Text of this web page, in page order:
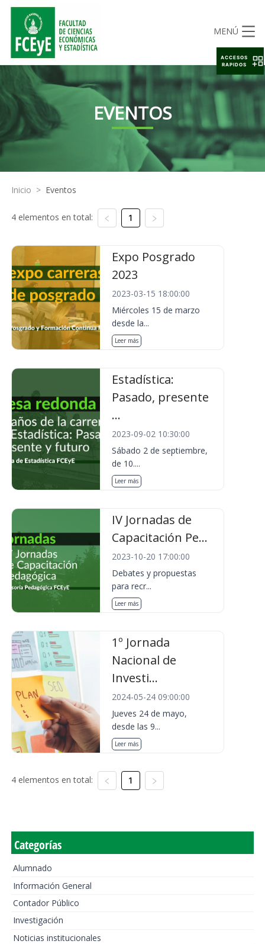
MENÚ
EVENTOS
Inicio > Eventos
4 elementos en total: 1
Expo Posgrado
2023
2023-03-15 18:00:00
Miércoles 15 de marzo
desde la...
Leer más
Estadística:
Pasado, presente
...
2023-09-02 10:30:00
Sábado 2 de septiembre,
de 10....
Leer más
IV Jornadas de
Capacitación Pe...
2023-10-20 17:00:00
Debates y propuestas
para recr...
Leer más
1º Jornada
Nacional de
Investi...
2024-05-24 09:00:00
Jueves 24 de mayo,
desde las 9...
Leer más
4 elementos en total: 1
Categorías
Alumnado
Información General
Contador Público
Investigación
Noticias institucionales
ACCESOS
RAPIDOS